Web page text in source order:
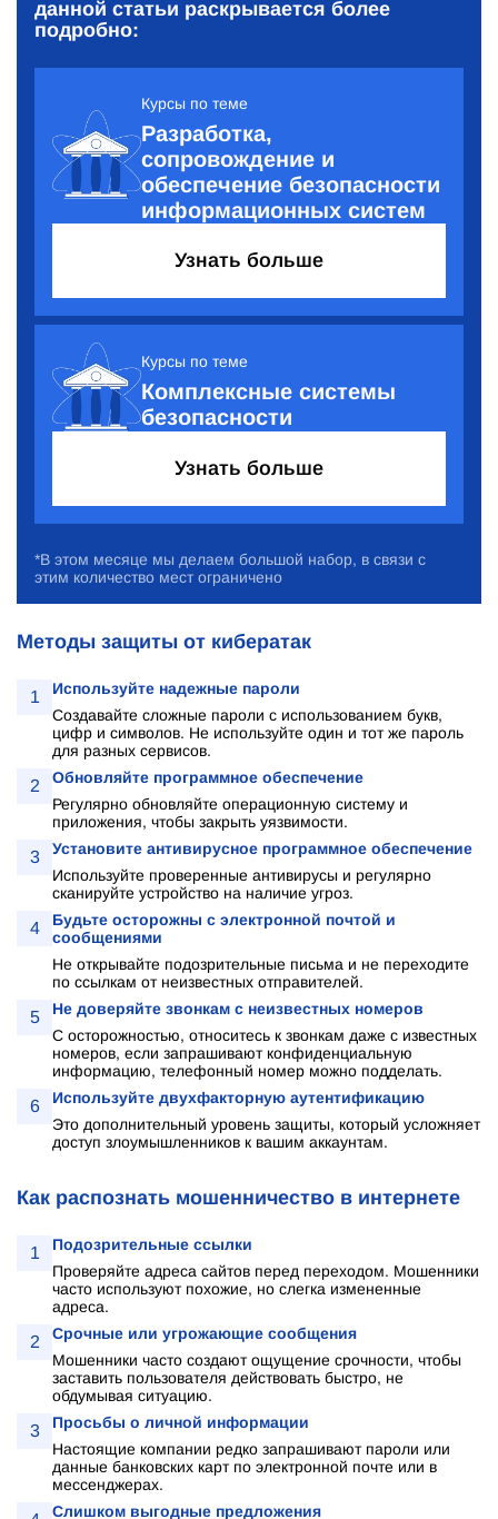
данной статьи раскрывается более
подробно:
Курсы по теме
Разработка,
сопровождение и
обеспечение безопасности
информационных систем
Узнать больше
Курсы по теме
Комплексные системы
безопасности
Узнать больше
*В этом месяце мы делаем большой набор, в связи с
этим количество мест ограничено
Методы защиты от кибератак
1
Используйте надежные пароли
Создавайте сложные пароли с использованием букв,
цифр и символов. Не используйте один и тот же пароль
для разных сервисов.
2
Обновляйте программное обеспечение
Регулярно обновляйте операционную систему и
приложения, чтобы закрыть уязвимости.
3
Установите антивирусное программное обеспечение
Используйте проверенные антивирусы и регулярно
сканируйте устройство на наличие угроз.
4
Будьте осторожны с электронной почтой и
сообщениями
Не открывайте подозрительные письма и не переходите
по ссылкам от неизвестных отправителей.
5
Не доверяйте звонкам с неизвестных номеров
С осторожностью, относитесь к звонкам даже с известных
номеров, если запрашивают конфиденциальную
информацию, телефонный номер можно подделать.
6
Используйте двухфакторную аутентификацию
Это дополнительный уровень защиты, который усложняет
доступ злоумышленников к вашим аккаунтам.
Как распознать мошенничество в интернете
1
Подозрительные ссылки
Проверяйте адреса сайтов перед переходом. Мошенники
часто используют похожие, но слегка измененные
адреса.
2
Срочные или угрожающие сообщения
Мошенники часто создают ощущение срочности, чтобы
заставить пользователя действовать быстро, не
обдумывая ситуацию.
3
Просьбы о личной информации
Настоящие компании редко запрашивают пароли или
данные банковских карт по электронной почте или в
мессенджерах.
Слишком выгодные предложения